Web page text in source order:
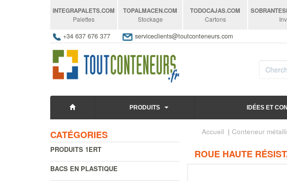
INTEGRAPALETS.COM
Palettes
TOPALMACEN.COM
Stockage
TODOCAJAS.COM
Cartons
+34 637 676 377 serviceclients@toutconteneurs.com
PRODUITS IDÉES ET
CATÉGORIES
PRODUITS 1ERT
BACS EN PLASTIQUE
Accueil | Conteneur
ROUE HAUTE